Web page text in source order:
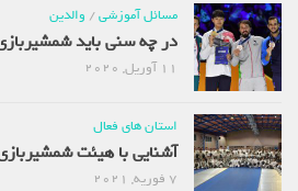
مسائل آموزشی/ والدین
در چه سنی باید
11 آوریل, 2020
استان های فعال
آشنایی با هیئت
7 فوریه, 2021